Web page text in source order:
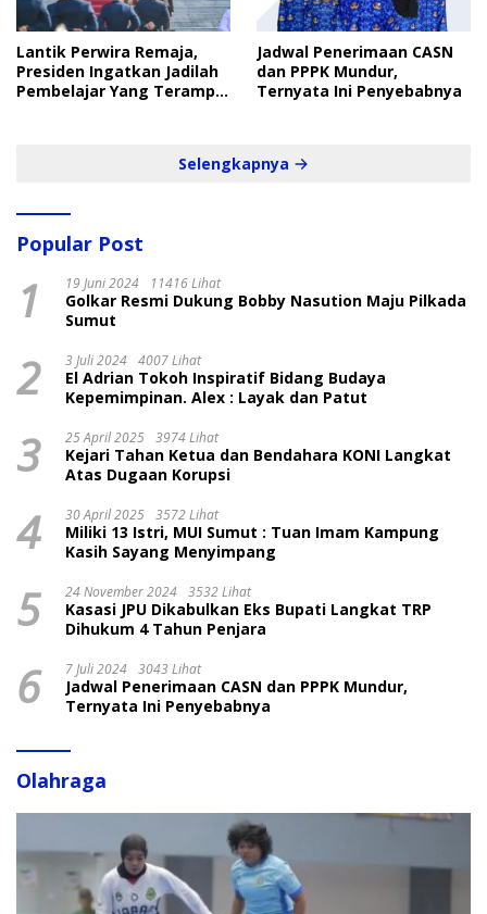
Lantik Perwira Remaja,
Presiden Ingatkan Jadilah
Pembelajar Yang Terampil
Jadwal Penerimaan CASN
dan PPPK Mundur,
Ternyata Ini Penyebabnya
Selengkapnya
Popular Post
1 19 Juni 2024 11416 Lihat
Golkar Resmi Dukung Bobby Nasution Maju Pilkada
Sumut
2 3 Juli 2024 4007 Lihat
El Adrian Tokoh Inspiratif Bidang Budaya
Kepemimpinan. Alex : Layak dan Patut
3 25 April 2025 3974 Lihat
Kejari Tahan Ketua dan Bendahara KONI Langkat
Atas Dugaan Korupsi
4 30 April 2025 3572 Lihat
Miliki 13 Istri, MUI Sumut : Tuan Imam Kampung
Kasih Sayang Menyimpang
5 24 November 2024 3532 Lihat
Kasasi JPU Dikabulkan Eks Bupati Langkat TRP
Dihukum 4 Tahun Penjara
6 7 Juli 2024 3043 Lihat
Jadwal Penerimaan CASN dan PPPK Mundur,
Ternyata Ini Penyebabnya
Olahraga